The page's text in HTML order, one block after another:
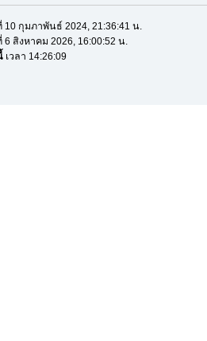
10 กุมภาพันธ์ 2024, 21:36:41 น.
6 สิงหาคม 2026, 16:00:52 น.
เวลา 14:26:09